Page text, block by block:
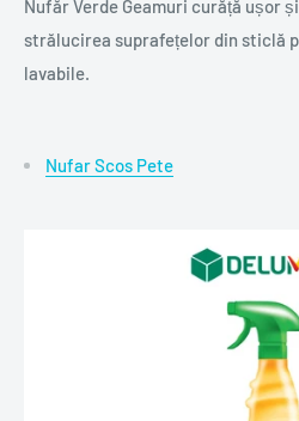
Nufăr Verde Geamuri curăță ușor
strălucirea suprafețelor din sticlă
lavabile.
Nufar Scos Pete